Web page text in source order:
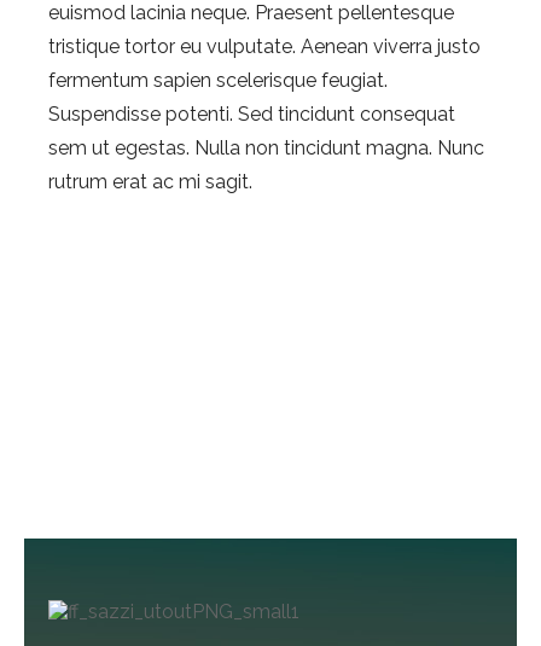
euismod lacinia neque. Praesent pellentesque
tristique tortor eu vulputate. Aenean viverra justo
fermentum sapien scelerisque feugiat.
Suspendisse potenti. Sed tincidunt consequat
sem ut egestas. Nulla non tincidunt magna. Nunc
rutrum erat ac mi sagit.